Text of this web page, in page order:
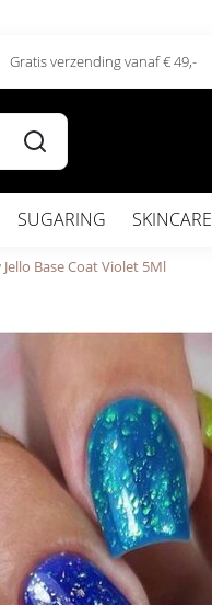
Gratis verzending vanaf € 49,-
SUGARING SKINCARE
Base Coat Violet 5Ml